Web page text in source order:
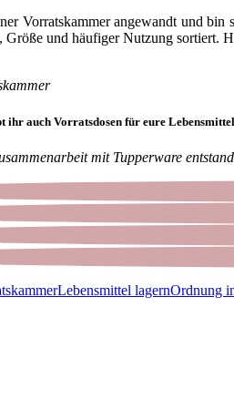
Vorratskammer angewandt und
Größe und häufiger Nutzung sortiert.
auch Vorratsdosen für eure
mit Tupperware
Lebensmittel lagernOrdnung